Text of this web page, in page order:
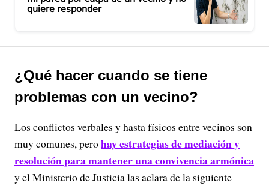
quiere responder
¿Qué hacer cuando se tiene
problemas con un vecino?
Los conflictos verbales y hasta físicos entre vecinos son
muy comunes, perohay estrategias de mediación y
resolución para mantener una convivencia armónica
y el Ministerio de Justicia las aclara de la siguiente